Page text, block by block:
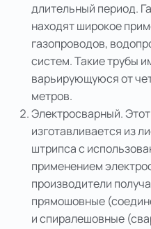
длительный период.
находят широкое
газопроводов,
систем. Такие трубы
варьирующуюся от
метров.
Электросварный.
изготавливается из
штрипса с
применением
производители
прямошовные
и спиралешовные